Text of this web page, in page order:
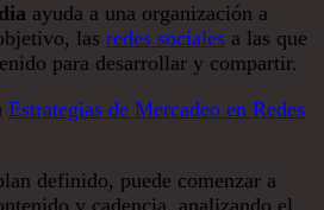
ayuda a una organización a
las redes sociales a las que
para desarrollar y compartir.
Estrategias de Mercadeo en Redes
definido, puede comenzar a